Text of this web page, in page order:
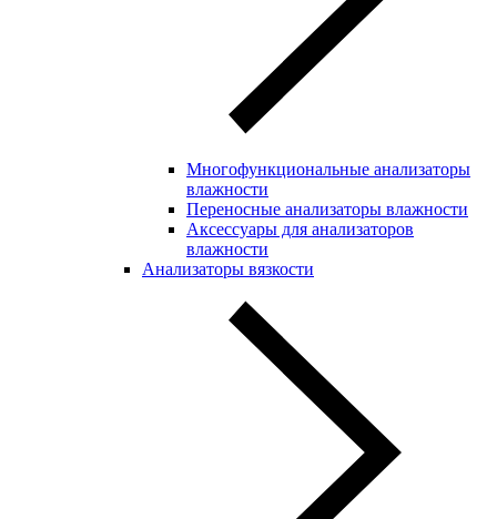
Многофункциональные анализаторы
влажности
Переносные анализаторы влажности
Аксессуары для анализаторов
влажности
Анализаторы вязкости